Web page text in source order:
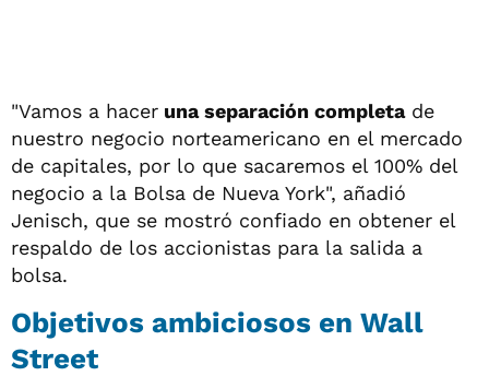
"Vamos a hacer una separación completade
nuestro negocio norteamericano en el mercado
de capitales, por lo que sacaremos el 100% del
negocio a la Bolsa de Nueva York", añadió
Jenisch, que se mostró confiado en obtener el
respaldo de los accionistas para la salida a
bolsa.
Objetivos ambiciosos en Wall
Street